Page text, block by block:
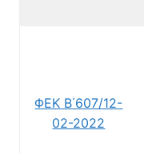
ΦΕΚ Β΄607/12-
02-2022